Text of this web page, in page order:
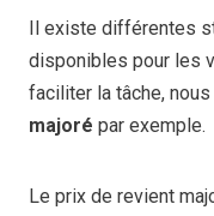
Il existe différentes
disponibles pour les
faciliter la tâche,
majoré par exemple.
Le prix de revient